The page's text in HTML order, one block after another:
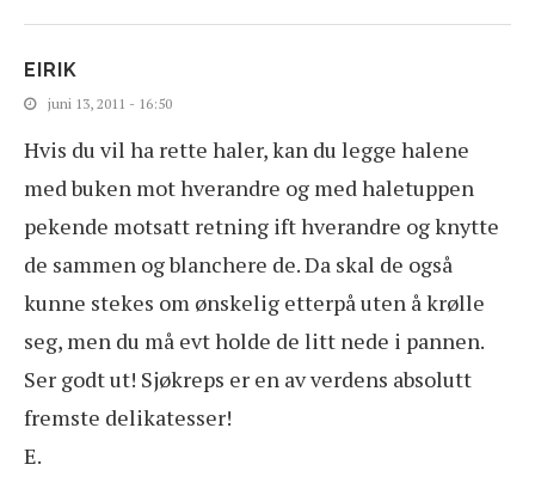
EIRIK
juni 13, 2011 - 16:50
Hvis du vil ha rette haler, kan du legge halene
med buken mot hverandre og med haletuppen
pekende motsatt retning ift hverandre og knytte
de sammen og blanchere de. Da skal de også
kunne stekes om ønskelig etterpå uten å krølle
seg, men du må evt holde de litt nede i pannen.
Ser godt ut! Sjøkreps er en av verdens absolutt
fremste delikatesser!
E.